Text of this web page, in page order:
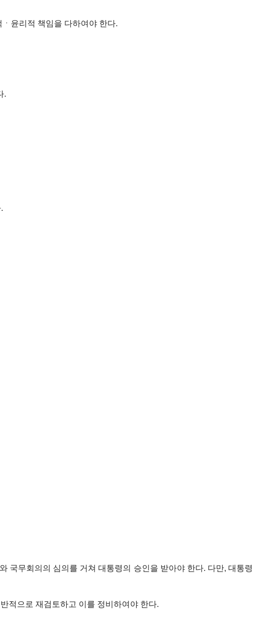
윤리적 책임을 다하여야 한다.
.
국무회의의 심의를 거쳐 대통령의 승인을 받아야 한다. 다만, 대통령
적으로 재검토하고 이를 정비하여야 한다.